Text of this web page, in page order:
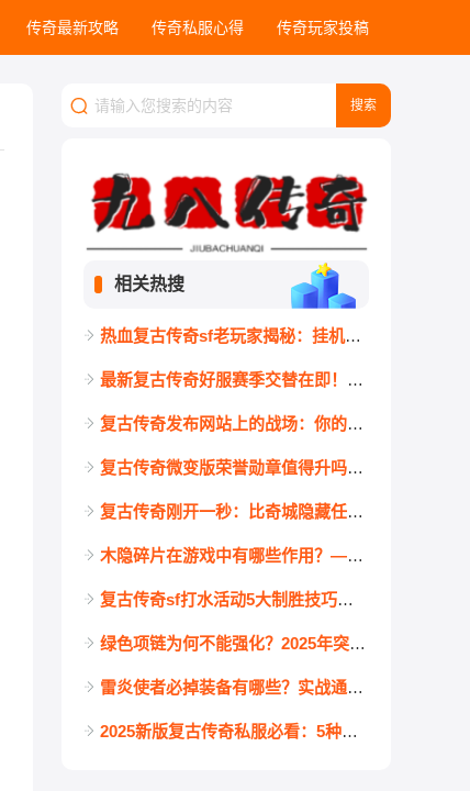
传奇最新攻略 传奇私服心得 传奇玩家投稿
相关热搜
热血复古传奇sf老玩家揭秘：挂机不仅拼装备，更要懂这3条防封红线
最新复古传奇好服赛季交替在即！大神背包里从不丢弃的5样底牌道具
复古传奇发布网站上的战场：你的账号真的经得起考验吗？
复古传奇微变版荣誉勋章值得升吗？材料成本与回报全面分析
复古传奇刚开一秒：比奇城隐藏任务“新手福利”领金币教程
木隐碎片在游戏中有哪些作用？——复古传奇发布网玩家必看攻略
复古传奇sf打水活动5大制胜技巧！老司机教你轻松搬空奖励池
绿色项链为何不能强化？2025年突破全攻略
雷炎使者必掉装备有哪些？实战通关难点一网打尽！
2025新版复古传奇私服必看：5种白极品盾牌全攻略